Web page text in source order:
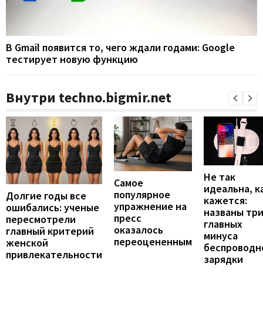
В Gmail появится то, чего ждали годами: Google
тестирует новую функцию
Внутри techno.bigmir.net
Долгие годы все
ошибались: ученые
пересмотрели
главный критерий
женской
привлекательности
Самое
популярное
упражнение на
пресс
оказалось
переоцененным
Не так
идеальна,
кажется:
названы три
главных
минуса
зарядки